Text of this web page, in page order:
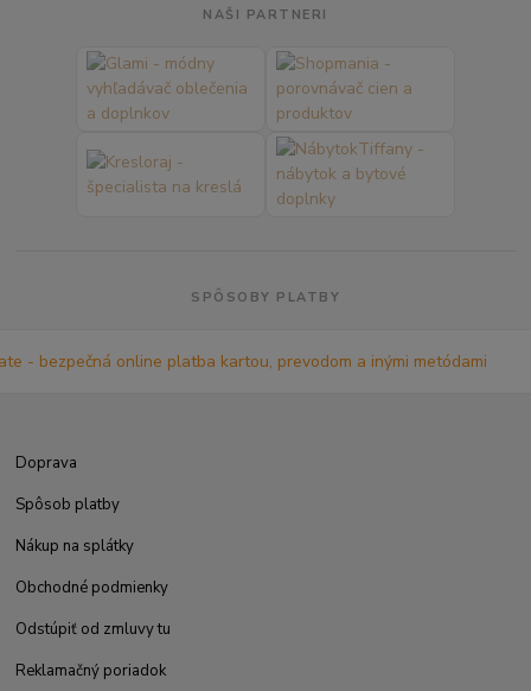
NAŠI PARTNERI
SPÔSOBY PLATBY
Doprava
Spôsob platby
Nákup na splátky
Obchodné podmienky
Odstúpiť od zmluvy tu
Reklamačný poriadok